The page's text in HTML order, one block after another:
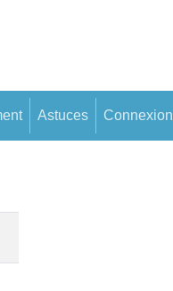
Astuces Connexion